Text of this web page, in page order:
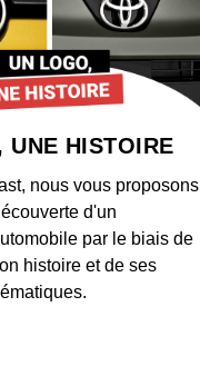
UNE HISTOIRE
nous vous proposons
d'un
par le biais de
histoire et de ses